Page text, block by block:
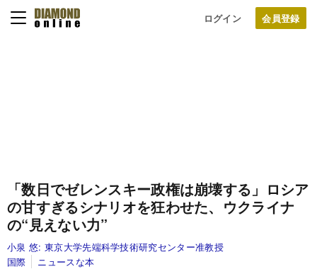
ログイン
「数日でゼレンスキー政権は崩壊する」ロシア
の甘すぎるシナリオを狂わせた、ウクライナ
の“見えない力”
小泉 悠: 東京大学先端科学技術研究センター准教授
国際
ニュースな本